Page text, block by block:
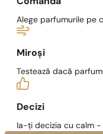
Alege parfumurile pe
Miroși
Testează dacă
Decizi
Ia-ți decizia cu calm